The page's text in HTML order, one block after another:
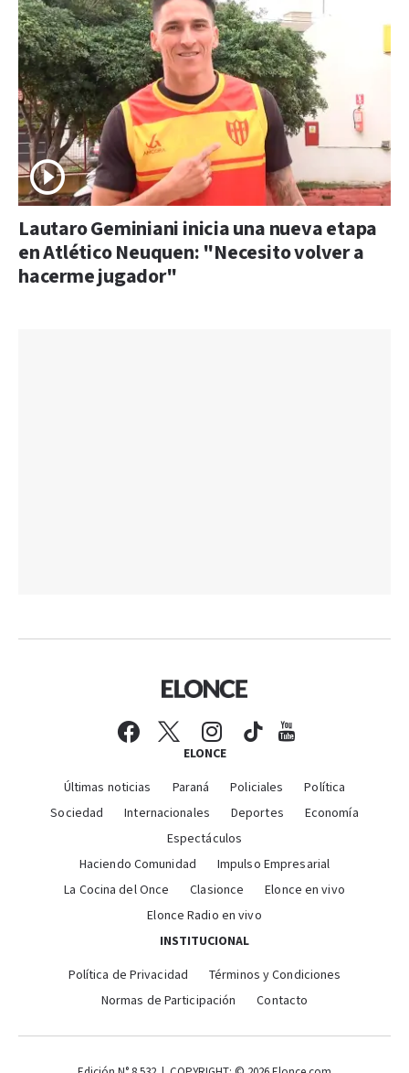
Lautaro Geminiani inicia una nueva etapa
en Atlético Neuquen: "Necesito volver a
hacerme jugador"
ELONCE
Últimas noticias Paraná Policiales
Política
Sociedad
Internacionales Deportes
Economía
Espectáculos
Haciendo Comunidad
Impulso Empresarial
La Cocina del Once
Clasionce
Elonce en vivo
Elonce Radio en vivo
INSTITUCIONAL
Política de Privacidad
Términos y Condiciones
Normas de Participación
Contacto